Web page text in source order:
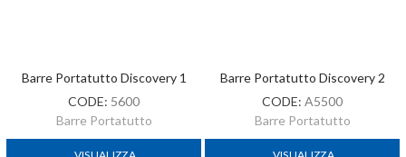
Barre Portatutto Discovery 1
CODE: 5600
Barre Portatutto
Barre Portatutto Discovery 2
CODE: A5500
Barre Portatutto